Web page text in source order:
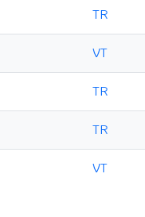
TR
VT
TR
TR
VT